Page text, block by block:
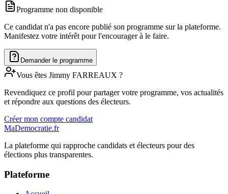
Programme non disponible
Ce candidat n'a pas encore publié son programme sur la plateforme.
Manifestez votre intérêt pour l'encourager à le faire.
Demander le programme
Vous êtes Jimmy FARREAUX ?
Revendiquez ce profil pour partager votre programme, vos actualités
et répondre aux questions des électeurs.
Créer mon compte candidat
MaDemocratie.fr
La plateforme qui rapproche candidats et électeurs pour des
élections plus transparentes.
Plateforme